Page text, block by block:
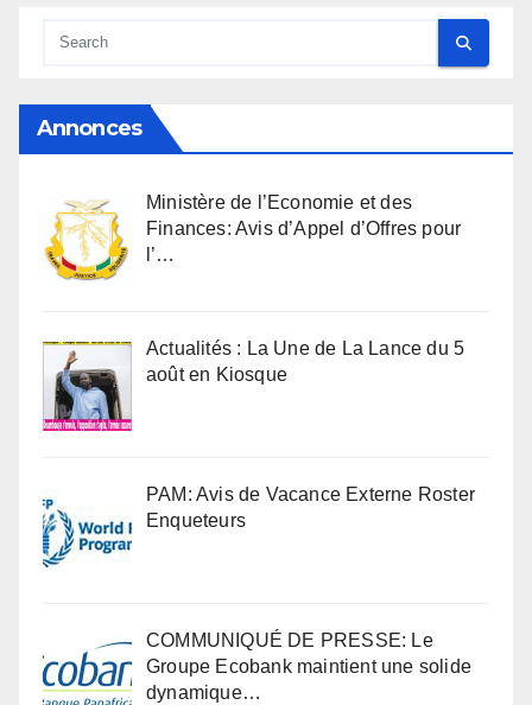
Annonces
Ministère de l’Economie et des
Finances: Avis d’Appel d’Offres pour
l’…
Actualités : La Une de La Lance du 5
août en Kiosque
PAM: Avis de Vacance Externe Roster
Enqueteurs
COMMUNIQUÉ DE PRESSE: Le
Groupe Ecobank maintient une solide
dynamique…